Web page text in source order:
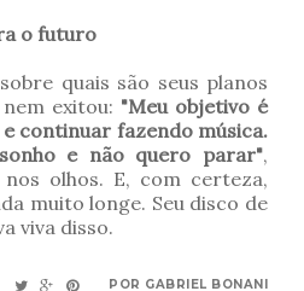
o futuro
quais são seus planos
exitou: "Meu objetivo é
continuar fazendo música.
e não quero parar",
olhos. E, com certeza,
muito longe. Seu disco de
viva disso.
POR GABRIEL BONANI